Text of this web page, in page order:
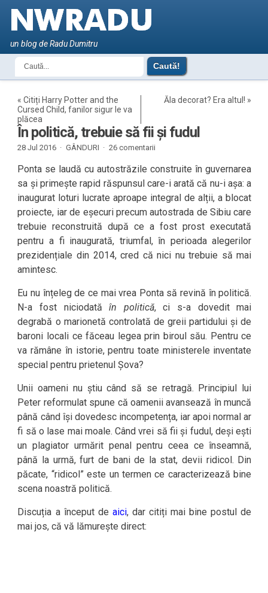
un blog de Radu Dumitru
«Citiți Harry Potter and the
Cursed Child, fanilor sigur le va
plăcea
Ăla decorat? Era altul! »
În politică, trebuie să fii și fudul
28 Jul 2016 · GÂNDURI · 26 comentarii
Ponta se laudă cu autostrăzile construite în guvernarea
sa și primește rapid răspunsul care-i arată că nu-i așa: a
inaugurat loturi lucrate aproape integral de alții, a blocat
proiecte, iar de eșecuri precum autostrada de Sibiu care
trebuie reconstruită după ce a fost prost executată
pentru a fi inaugurată, triumfal, în perioada alegerilor
prezidențiale din 2014, cred că nici nu trebuie să mai
amintesc.
Eu nu înțeleg de ce mai vrea Ponta să revină în politică.
N-a fost niciodatăîn politică, ci s-a dovedit mai
degrabă o marionetă controlată de greii partidului și de
baroni locali ce făceau legea prin biroul său. Pentru ce
va rămâne în istorie, pentru toate ministerele inventate
special pentru prietenul Șova?
Unii oameni nu știu când să se retragă. Principiul lui
Peter reformulat spune că oamenii avansează în muncă
până când își dovedesc incompetența, iar apoi normal ar
fi să o lase mai moale. Când vrei să fii și fudul, deși ești
un plagiator urmărit penal pentru ceea ce înseamnă,
până la urmă, furt de bani de la stat, devii ridicol. Din
păcate, “ridicol” este un termen ce caracterizează bine
scena noastră politică.
Discuția a început de aici, dar citiți mai bine postul de
mai jos, că vă lămurește direct: